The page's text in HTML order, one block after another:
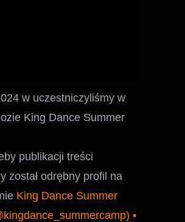
w uczestniczyliśmy w
King Dance Summer
publikacji treści
został odrębny profil na
King Dance Summer
•